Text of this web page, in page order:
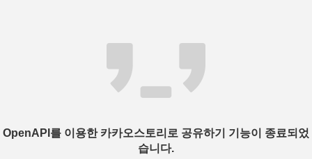
OpenAPI를 이용한 카카오스토리로 공유하기 기능이 종료되었
습니다.